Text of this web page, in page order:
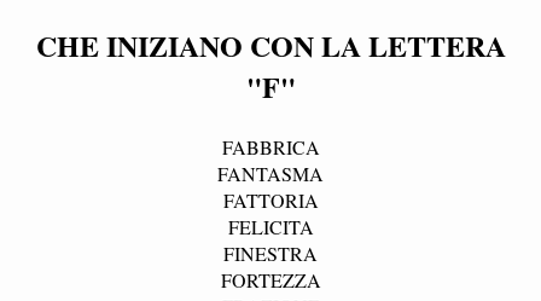
CHE INIZIANO CON LA LETTERA
"F"
FABBRICA
FANTASMA
FATTORIA
FELICITA
FINESTRA
FORTEZZA